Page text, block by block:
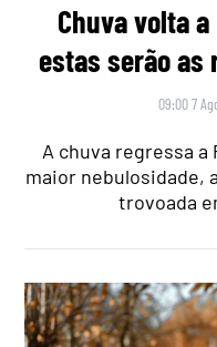
Chuva volta
estas serão as
09:00 7
A chuva regressa
maior nebulosidade,
trovoada